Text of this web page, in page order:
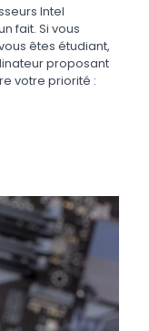
Intel
fait. Si vous
êtes étudiant,
proposant
votre priorité :